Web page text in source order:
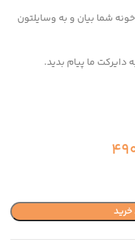
شما بیان و به وسایلتون
دایرکت ما پیام بدید.